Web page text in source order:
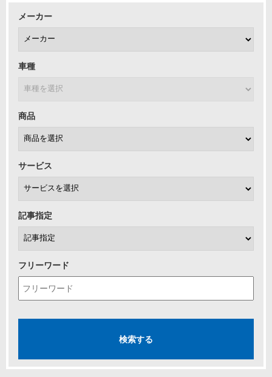
メーカー
車種
商品
サービス
記事指定
フリーワード